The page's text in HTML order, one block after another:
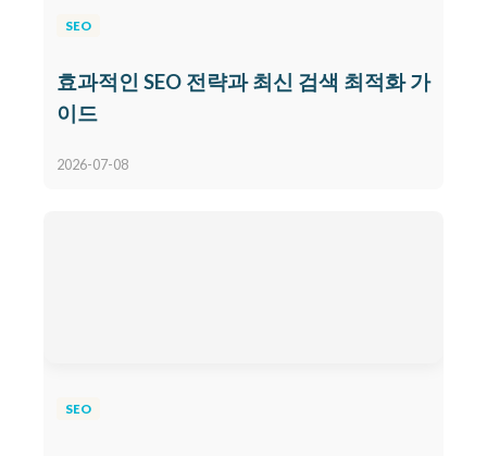
SEO
효과적인 SEO 전략과 최신 검색 최적화 가
이드
2026-07-08
SEO